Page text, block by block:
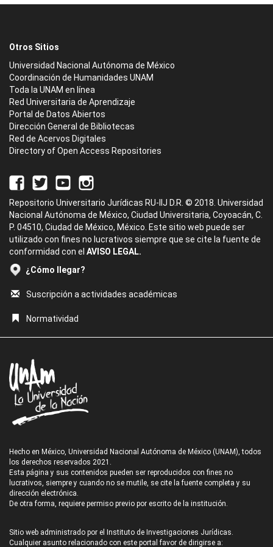
Otros Sitios
Universidad Nacional Autónoma de México
Coordinación de Humanidades UNAM
Toda la UNAM en línea
Red Universitaria de Aprendizaje
Portal de Datos Abiertos
Dirección General de Bibliotecas
Red de Acervos Digitales
Directory of Open Access Repositories
Repositorio Universitario Jurídicas RU-IIJ D.R. © 2018. Universidad
Nacional Autónoma de México, Ciudad Universitaria, Coyoacán, C.
P. 04510, Ciudad de México, México. Este sitio web puede ser
utilizado con fines no lucrativos siempre que se cite la fuente de
conformidad con el AVISO LEGAL.
¿Cómo llegar?
Suscripción a actividades académicas
Normatividad
Hecho en México, Universidad Nacional Autónoma de México (UNAM), todos
los derechos reservados 2021.
Esta página y sus contenidos pueden ser reproducidos con fines no
lucrativos, siempre y cuando no se mutile, se cite la fuente completa y su
dirección electrónica.
De otra forma, requiere permiso previo por escrito de la institución.
Sitio web administrado por el Instituto de Investigaciones Jurídicas.
Cualquier asunto relacionado con este portal favor de dirigirse a: